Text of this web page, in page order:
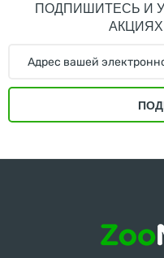
ПОДПИШИТЕСЬ И